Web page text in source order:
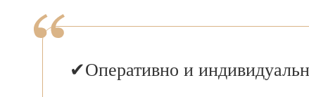
Оперативно и